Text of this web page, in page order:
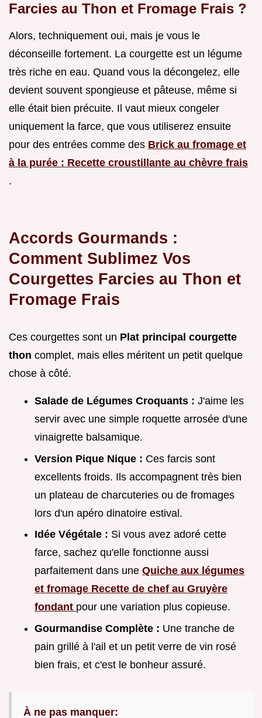
Farcies au Thon et Fromage Frais ?
Alors, techniquement oui, mais je vous le
déconseille fortement. La courgette est un légume
très riche en eau. Quand vous la décongelez, elle
devient souvent spongieuse et pâteuse, même si
elle était bien précuite. Il vaut mieux congeler
uniquement la farce, que vous utiliserez ensuite
pour des entrées comme des Brick au fromage et
à la purée : Recette croustillante au chèvre frais
.
Accords Gourmands :
Comment Sublimez Vos
Courgettes Farcies au Thon et
Fromage Frais
Ces courgettes sont un Plat principal courgette
thon complet, mais elles méritent un petit quelque
chose à côté.
Salade de Légumes Croquants : J'aime les
servir avec une simple roquette arrosée d'une
vinaigrette balsamique.
Version Pique Nique : Ces farcis sont
excellents froids. Ils accompagnent très bien
un plateau de charcuteries ou de fromages
lors d'un apéro dinatoire estival.
Idée Végétale : Si vous avez adoré cette
farce, sachez qu'elle fonctionne aussi
parfaitement dans une Quiche aux légumes
et fromage Recette de chef au Gruyère
fondant pour une variation plus copieuse.
Gourmandise Complète : Une tranche de
pain grillé à l'ail et un petit verre de vin rosé
bien frais, et c'est le bonheur assuré.
À ne pas manquer: